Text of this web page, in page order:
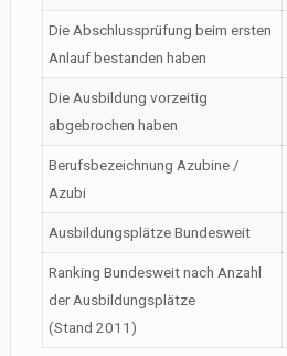
Die Abschlussprüfung beim ersten
Anlauf bestanden haben
Die Ausbildung vorzeitig
abgebrochen haben
Berufsbezeichnung Azubine /
Azubi
Ausbildungsplätze Bundesweit
Ranking Bundesweit nach Anzahl
der Ausbildungsplätze
(Stand 2011)